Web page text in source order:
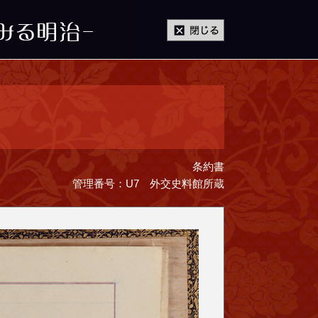
条約書
管理番号：U7 外交史料館所蔵